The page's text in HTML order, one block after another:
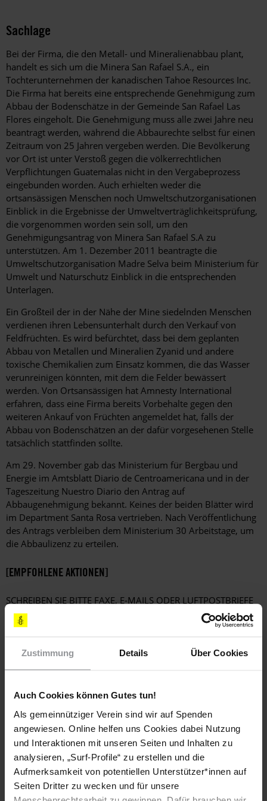
Zustimmung Details Über Cookies
Auch Cookies können Gutes tun!
Als gemeinnütziger Verein sind wir auf Spenden
angewiesen. Online helfen uns Cookies dabei Nutzung
und Interaktionen mit unseren Seiten und Inhalten zu
analysieren, „Surf-Profile“ zu erstellen und die
Aufmerksamkeit von potentiellen Unterstützer*innen auf
Seiten Dritter zu wecken und für unsere
Sachlage
Bei der Firma, die den Metall- und Mineralienabbau plant,
handelt es sich um die Minera San Rafael S.A., ein
Tochterunternehmen der kanadischen Tahoe Resources Inc.
Die Firma hat bereits eine entsprechende Genehmigung zum
Abbau der Bodenschätze in der Gemeinde San Rafael Las
Flores eingeholt. Die Genehmigung muss alle zwei Jahre neu
beantragt werden, während die Abbaurechte selbst für einen
Zeitraum von 25 Jahren vergeben werden. Die Bevölkerung
vor Ort ist unter Verstoß gegen die völkerrechtlichen
Verpflichtungen Guatemalas nicht in den Vergabeprozess
eingebunden worden. Auch erhielten weder die
ortsansässigen Menschen noch Umweltschutzorganisationen
Einblick in die Ergebnisse der Umweltverträglichkeitsprüfung,
die vorgenommen worden sein soll, um den
Genehmigungsantrag von Minera San Rafael S.A zu
unterstützen. Am 1. Dezember 2011 beantragte die
Umweltschutzorganisation Madre Selva beim Ministerium für
Umwelt und Naturschutz Einblick in die entsprechenden
Unterlagen.
Ein Großteil der in der Nähe der Mine siedelnden Menschen
verdienen ihren Lebensunterhalt durch den Verkauf von
Feldfrüchten. Es wird befürchtet, dass bei dem geplanten
Abbau von Metallen und Mineralien Zyanid und andere
toxische Chemikalien zum Einsatz kommen, die das Wasser
verunreinigen könnten, mit dem die Felder bewässert
werden. Von Ortsansässigen hat Amnesty International
erfahren, dass eine Firma bereits Vorbehalte gegen den
weiteren Ankauf von Früchten angemeldet hat, falls der
Abbau von Bodenschätzen an der dafür vorgesehenen Stelle
tatsächlich stattfinden sollte.
Am 29. November gab das Ministerium für Bergbau und
Energie im Amtsblatt Diario de Centroamericana und in der
Tageszeitung Nuestro Diario den Antrag auf
Abbaugenehmigung bekannt. Keines der beiden Blätter wird
im Department Santa Rosa vertrieben. Nach Veröffentlichung
des Antrags verbleiben dem Ministerium 30 Arbeitstage, um
die Abbaulizenz zu erteilen.
[EMPFOHLENE AKTIONEN]
SCHREIBEN SIE BITTE FAXE, E-MAILS ODER LUFTPOSTBRIEFE
MIT FOLGENDEN FORDERUNGEN
Ich möchte meine Sorge darüber zum Ausdruck bringen,
dass die Behörden die vom Betrieb der Mine im
Department Santa Rosa voraussichtlich betroffenen
Gemeinschaften nicht zu dem Vorhaben konsultiert
Ich erwarte, dass dem Unternehmen Tahoe Resources
Inc. Abbaurechte erst dann erteilt werden, wenn
sämtliche relevanten Informationen offen gelegt sind
und mit allen von der Maßnahme voraussichtlich
betroffenen Menschen ein zielführender
Konsultationsprozess stattgefunden hat.
Stellen Sie bitte sicher, dass die Beratungen zu dem